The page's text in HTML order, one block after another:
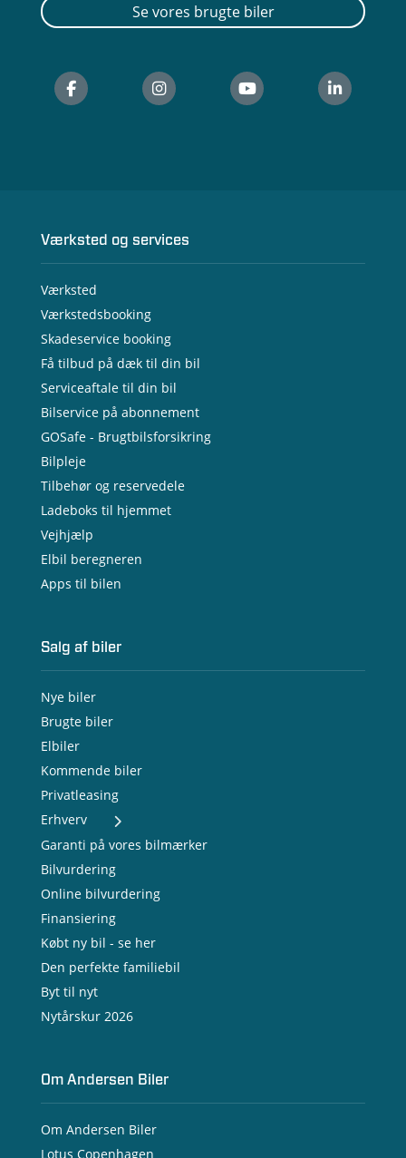
Se vores brugte biler
Værksted og services
Værksted
Værkstedsbooking
Skadeservice booking
Få tilbud på dæk til din bil
Serviceaftale til din bil
Bilservice på abonnement
GOSafe - Brugtbilsforsikring
Bilpleje
Tilbehør og reservedele
Ladeboks til hjemmet
Vejhjælp
Elbil beregneren
Apps til bilen
Salg af biler
Nye biler
Brugte biler
Elbiler
Kommende biler
Privatleasing
Erhverv
- Nye varebiler
- Brugte varebiler
- Erhvervsleasing
- Testkørsel
- Serviceaftale
- Opladning
Garanti på vores bilmærker
Bilvurdering
Online bilvurdering
Finansiering
Købt ny bil - se her
Den perfekte familiebil
Byt til nyt
Nytårskur 2026
Om Andersen Biler
Om Andersen Biler
Lotus Copenhagen